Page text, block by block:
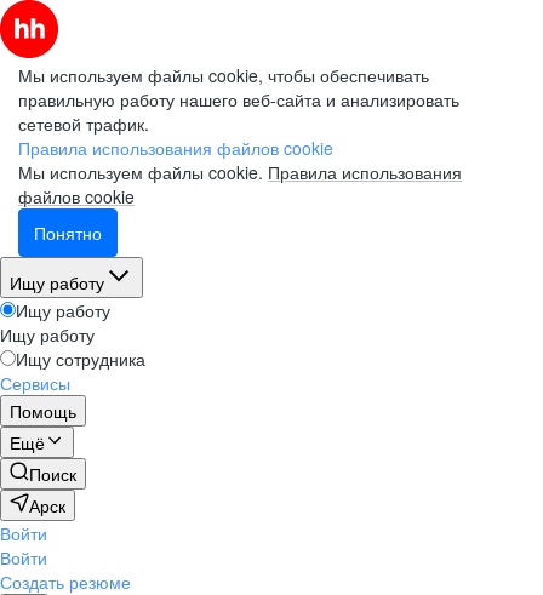
Мы используем файлы cookie, чтобы обеспечивать
правильную работу нашего веб-сайта и анализировать
сетевой трафик.
Правила использования файлов cookie
Мы используем файлы cookie. Правила использования
файлов cookie
Понятно
Ищу работу
Ищу работу
Ищу работу
Ищу сотрудника
Сервисы
Помощь
Ещё
Поиск
Арск
Войти
Войти
Создать резюме